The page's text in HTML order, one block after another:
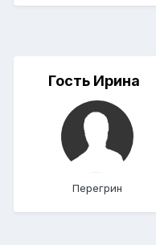
Гость Ирина
Перегрин